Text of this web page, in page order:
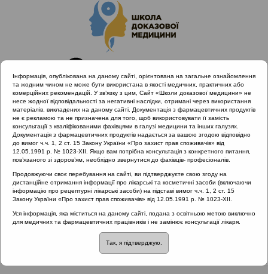
Головна Нормативні документи Гострий риносинусит
Рубрика:
Гострий риносинусит
Назва:
Клінічна адаптована настанова, заснована на доказах
Передмова робочої групи з адаптації клінічної
Інформація, опублікована на даному сайті, орієнтована на загальне ознайомлення
та жодним чином не може бути використана в якості медичних, практичних або
комерційних рекомендацій. У зв’язку з цим, Сайт «Школи доказової медицини» не
несе жодної відповідальності за негативні наслідки, отримані через використання
матеріалів, викладених на даному сайті. Документація з фармацевтичних продуктів
не є рекламою та не призначена для того, щоб використовувати її замість
консультації з кваліфікованими фахівцями в галузі медицини та інших галузях.
Документація з фармацевтичних продуктів надається за вашою згодою відповідно
до вимог ч.ч. 1, 2 ст. 15 Закону України «Про захист прав споживачів» від
12.05.1991 р. № 1023-XII. Якщо вам потрібна консультація з конкретного питання,
пов’язаного зі здоров’ям, необхідно звернутися до фахівців- професіоналів.
Продовжуючи своє перебування на сайті, ви підтверджуєте свою згоду на
дистанційне отримання інформації про лікарські та косметичні засоби (включаючи
інформацію про рецептурні лікарські засоби) на підставі вимог ч.ч. 1, 2 ст. 15
Закону України «Про захист прав споживачів» від 12.05.1991 р. № 1023-XII.
Уся інформація, яка міститься на даному сайті, подана з освітньою метою виключно
для медичних та фармацевтичних працівників і не замінює консультації лікаря.
Так, я підтверджую.